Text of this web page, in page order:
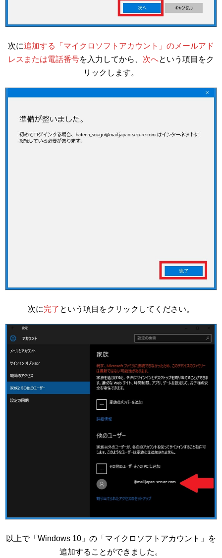
次に追加する「マイクロソフトアカウント」のメールアド
レスまたは電話番号を入力してから、 次へという項目をク
リックします。
次に完了 という項目をクリックしてください。
以上で「Windows 10」の「マイクロソフトアカウント」を
追加することができました。